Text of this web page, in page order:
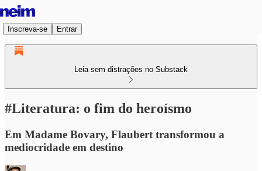
Inscreva-se Entrar
Leia sem distrações no Substack
#Literatura: o fim do heroísmo
Em Madame Bovary, Flaubert transformou a
mediocridade em destino